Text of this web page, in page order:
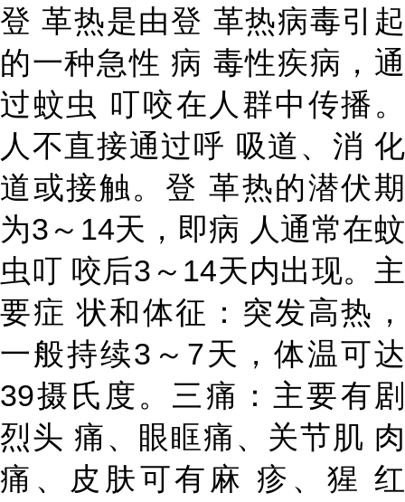
登 革热是由登 革热病毒引起
的一种急性 病 毒性疾病，通
过蚊虫 叮咬在人群中传播。
人不直接通过呼 吸道、消 化
道或接触。登 革热的潜伏期
为3～14天，即病 人通常在蚊
虫叮 咬后3～14天内出现。主
要症 状和体征：突发高热，
一般持续3～7天，体温可达
39摄氏度。三痛：主要有剧
烈头 痛、眼眶痛、关节肌 肉
痛、皮肤可有麻 疹、猩 红